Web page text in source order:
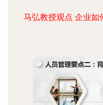
马弘教授观点 企业如